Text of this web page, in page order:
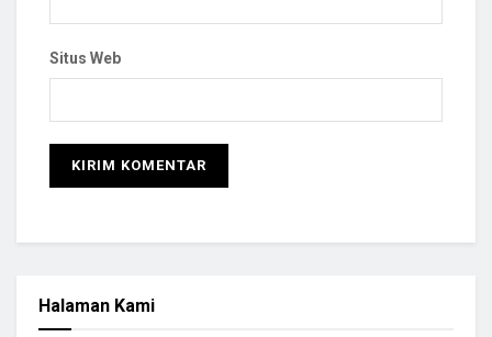
Situs Web
Halaman Kami